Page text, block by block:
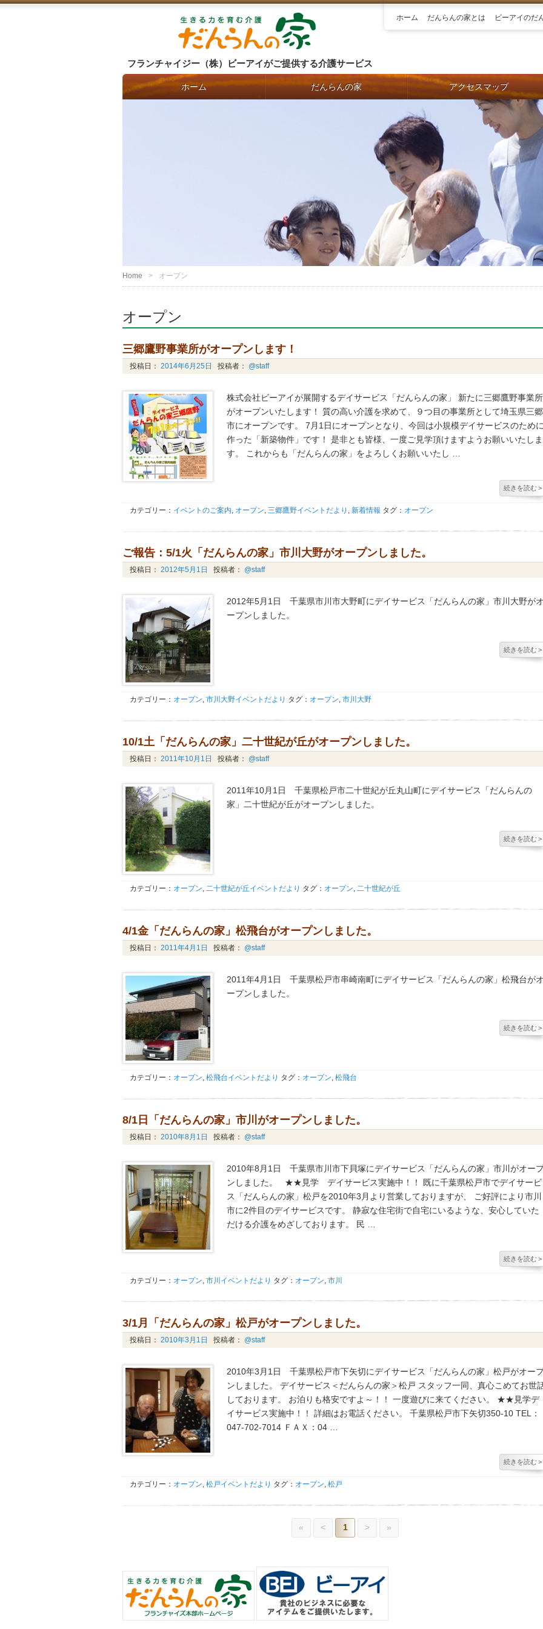
フランチャイジー（株）ビーアイがご提供する介護サービス
ホーム だんらんの家とは ビーアイのだ
ホーム だんらんの家 アクセスマップ
Home オープン
オープン
三郷鷹野事業所がオープンします！
投稿日： 2014年6月25日 投稿者： @staff
株式会社ビーアイが展開するデイサービス「だんらんの家」 新たに三郷鷹野事業所
がオープンいたします！ 質の高い介護を求めて、９つ目の事業所として埼玉県三郷
市にオープンです。 7月1日にオープンとなり、今回は小規模デイサービスのため
作った「新築物件」です！ 是非とも皆様、一度ご見学頂けますようお願いいたしま
す。 これからも「だんらんの家」をよろしくお願いいたし …
続きを読む >
カテゴリー： イベントのご案内 オープン 三郷鷹野イベントだより 新着情報 タグ： オープン
ご報告：5/1火「だんらんの家」市川大野がオープンしました。
投稿日： 2012年5月1日 投稿者： @staff
2012年5月1日 千葉県市川市大野町にデイサービス「だんらんの家」市川大野が
ープンしました。
続きを読む >
カテゴリー： オープン 市川大野イベントだより タグ： オープン 市川大野
10/1土「だんらんの家」二十世紀が丘がオープンしました。
投稿日： 2011年10月1日 投稿者： @staff
2011年10月1日 千葉県松戸市二十世紀が丘丸山町にデイサービス「だんらんの
家」二十世紀が丘がオープンしました。
続きを読む >
カテゴリー： オープン 二十世紀が丘イベントだより タグ： オープン 二十世紀が丘
4/1金「だんらんの家」松飛台がオープンしました。
投稿日： 2011年4月1日 投稿者： @staff
2011年4月1日 千葉県松戸市串崎南町にデイサービス「だんらんの家」松飛台が
ープンしました。
続きを読む >
カテゴリー： オープン 松飛台イベントだより タグ： オープン 松飛台
8/1日「だんらんの家」市川がオープンしました。
投稿日： 2010年8月1日 投稿者： @staff
2010年8月1日 千葉県市川市下貝塚にデイサービス「だんらんの家」市川がオー
ンしました。 ★★見学 デイサービス実施中！！ 既に千葉県松戸市でデイサービ
ス「だんらんの家」松戸を2010年3月より営業しておりますが、 ご好評により市川
市に2件目のデイサービスです。 静寂な住宅街で自宅にいるような、安心していた
だける介護をめざしております。 民 …
続きを読む >
カテゴリー： オープン, 市川イベントだより タグ： オープン, 市川
3/1月「だんらんの家」松戸がオープンしました。
投稿日： 2010年3月1日 投稿者： @staff
2010年3月1日 千葉県松戸市下矢切にデイサービス「だんらんの家」松戸がオー
ンしました。 デイサービス＜だんらんの家＞松戸 スタッフ一同、真心こめてお世
しております。 お泊りも格安ですよ～！！ 一度遊びに来てください。 ★★見学デ
イサービス実施中！！ 詳細はお電話ください。 千葉県松戸市下矢切350-10 TEL：
047-702-7014 ＦＡＸ：04 …
続きを読む >
カテゴリー： オープン 松戸イベントだより タグ： オープン 松戸
« < 1 > »